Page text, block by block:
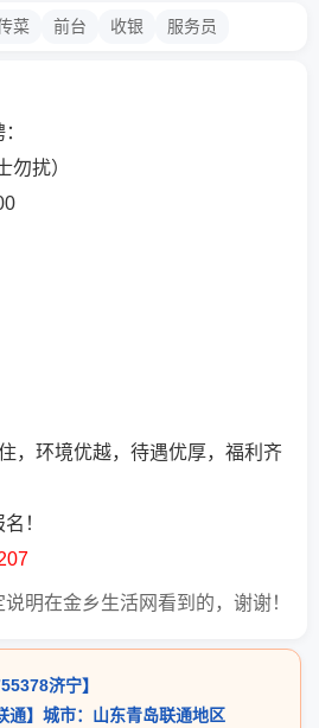
菜 前台 收银 服务员
勿扰）
，环境优越，待遇优厚，福利齐
！
明在金乡生活网看到的，谢谢！
济宁】
通】城市：山东青岛联通地区